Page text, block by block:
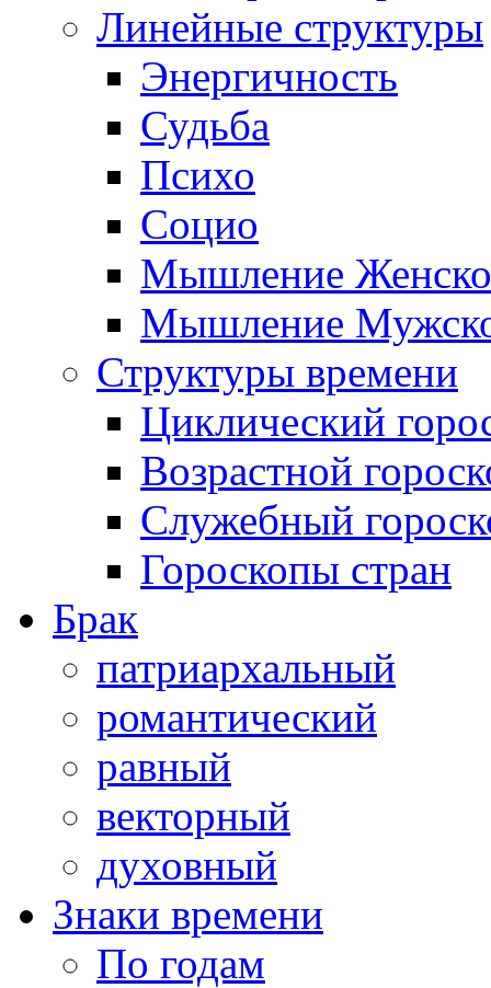
Линейные структуры
Энергичность
Судьба
Психо
Социо
Мышление
Мышление
Структуры времени
Циклический
Возрастной
Служебный
Гороскопы стран
Брак
патриархальный
романтический
равный
векторный
духовный
Знаки времени
По годам